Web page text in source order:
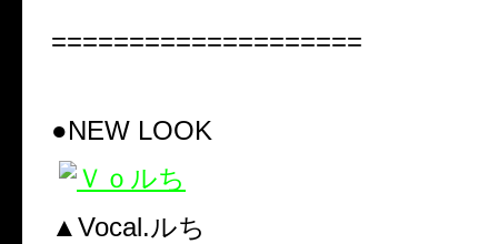
====================
●NEW LOOK
▲Vocal.ルち